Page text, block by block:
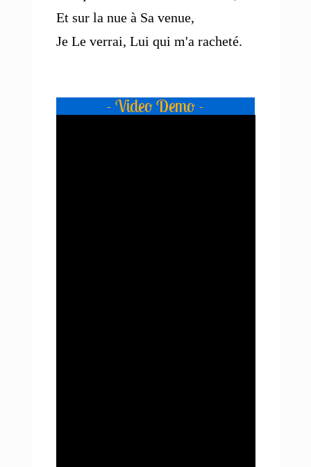
Et sur la nue à Sa venue,
Je Le verrai, Lui qui m'a racheté.
- Video Demo -